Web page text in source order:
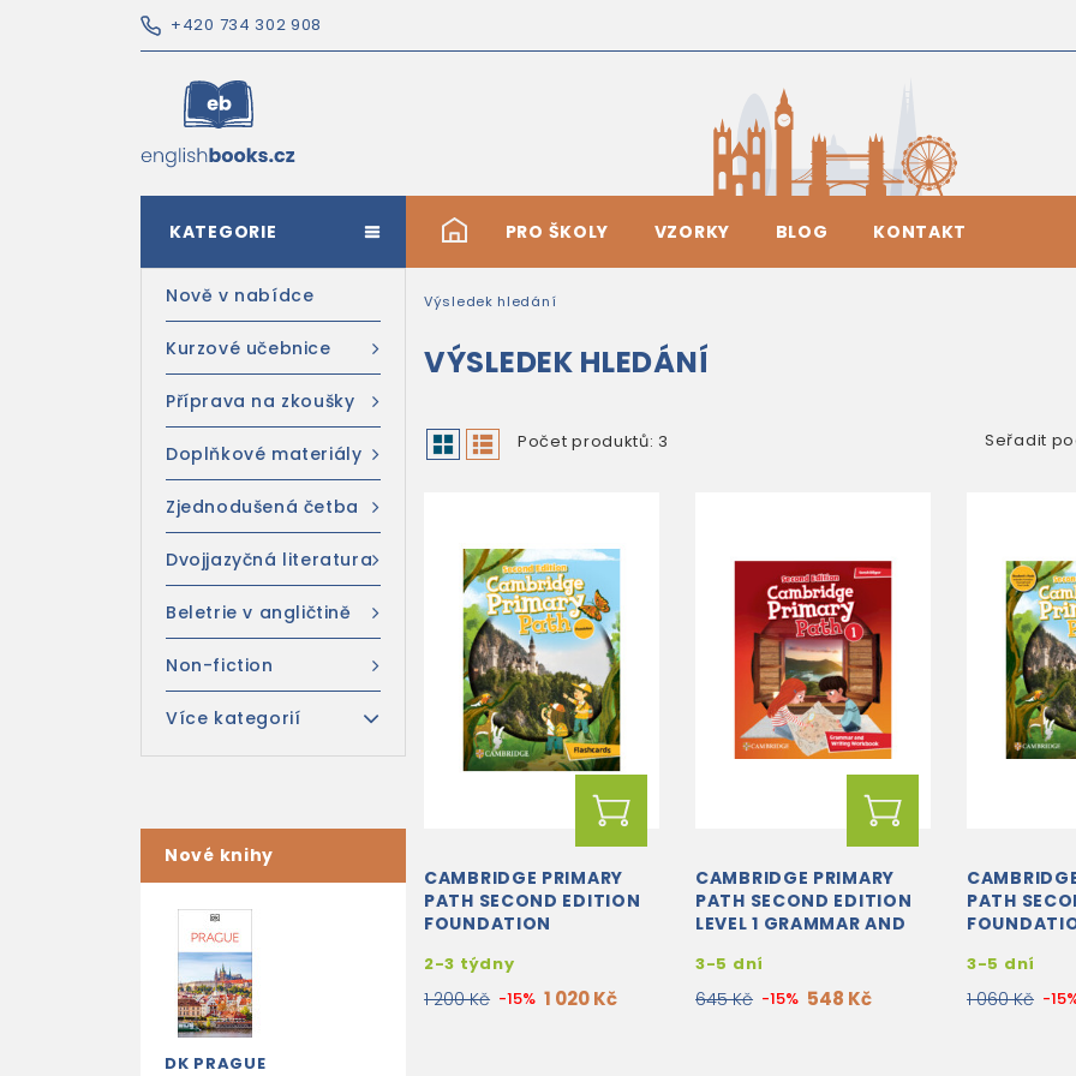
+420 734 302 908
# PRO ŠKOLY VZORKY BLOG KONTAKT
KATEGORIE
Nově v nabídce
Kurzové učebnice
Příprava na zkoušky
Doplňkové materiály
Zjednodušená četba
Dvojjazyčná literatura
Beletrie v angličtině
Non-fiction
Více kategorií
Nové knihy
DK PRAGUE
Výsledek hledání
VÝSLEDEK HLEDÁNÍ
Počet produktů: 3 Seřadit
CAMBRIDGE PRIMARY
PATH SECOND EDITION
FOUNDATION
2-3 týdny
1 200 Kč -15% 1 020 Kč
CAMBRIDGE PRIMARY
PATH SECOND EDITION
LEVEL 1 GRAMMAR AND
3-5 dní
645 Kč -15% 548 Kč
PATH
MY
CUE...
3-5 dní
1 060 Kč -